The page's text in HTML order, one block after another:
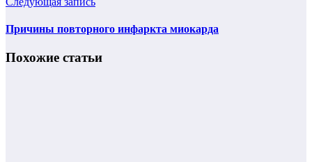
Причины повторного инфаркта миокарда
Похожие статьи